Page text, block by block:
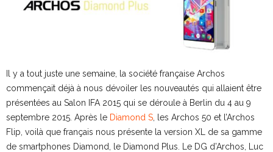
Il y a tout juste une semaine, la société française Archos
commençait déjà à nous dévoiler les nouveautés qui allaient être
présentées au Salon IFA 2015 qui se déroule à Berlin du 4 au 9
septembre 2015. Après le Diamond S , les Archos 50 et l’Archos
Flip, voilà que français nous présente la version XL de sa gamme
de smartphones Diamond, le Diamond Plus. Le DG d’Archos, Luc